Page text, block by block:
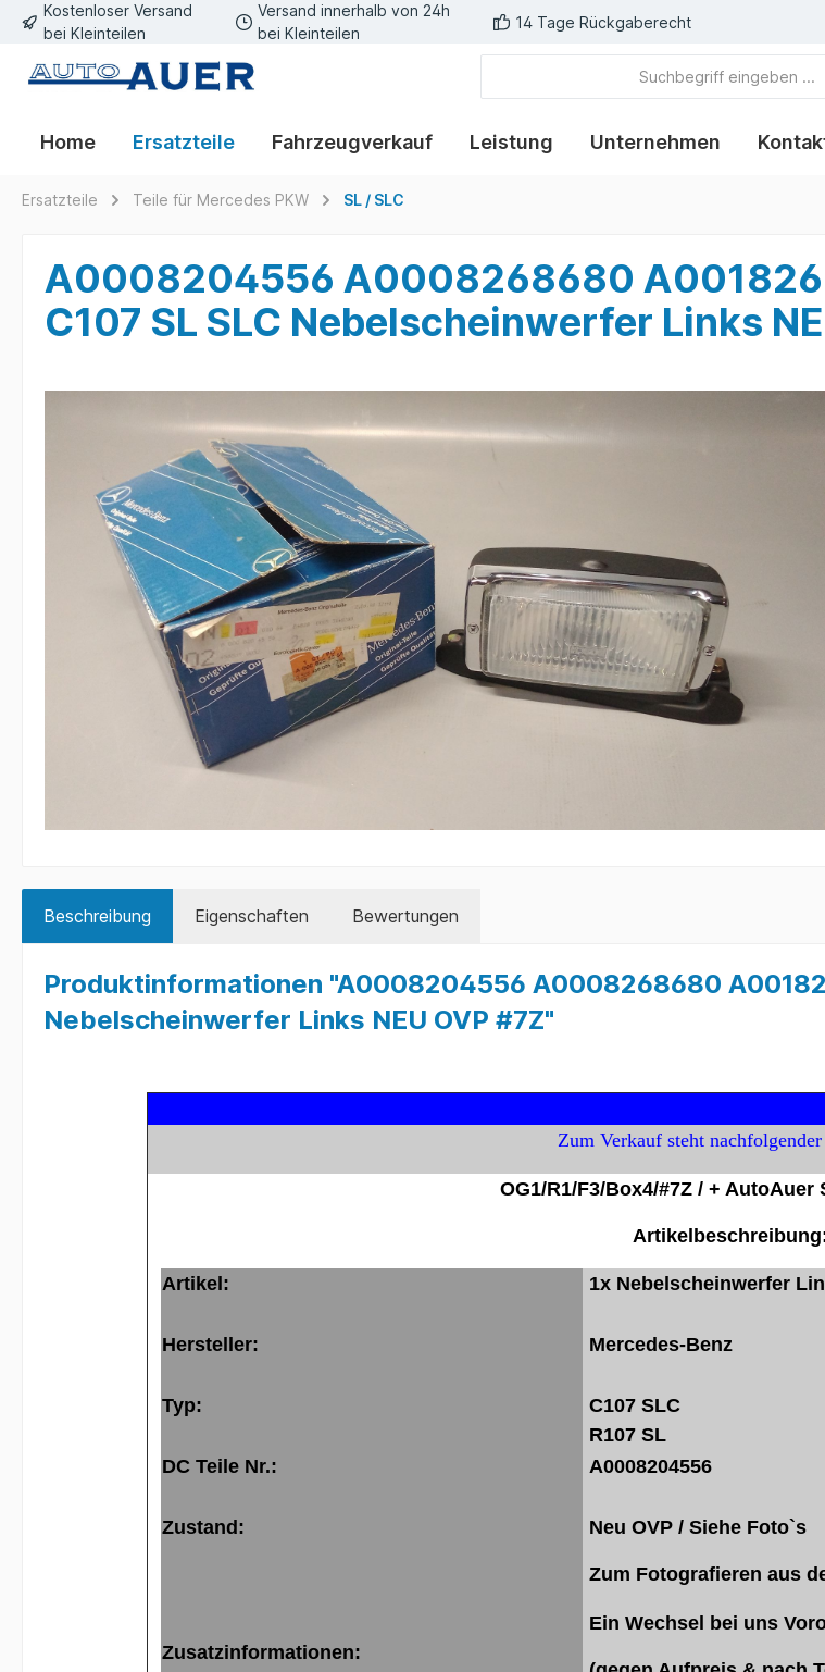
Kostenloser Versand
bei Kleinteilen
Versand innerhalb von 24h
bei Kleinteilen
14 Tage Rückgaberecht
Home Ersatzteile Fahrzeugverkauf Leistung Unternehmen
Ersatzteile Teile für Mercedes PKW SL / SLC
A0008204556 A0008268680
C107 SL SLC Nebelscheinwerfer Links
Beschreibung Eigenschaften Bewertungen
Produktinformationen "A0008204556 A0008268680
Nebelscheinwerfer Links NEU OVP #7Z"
Zum Verkauf steht
OG1/R1/F3/Box4/#7Z / + AutoAuer
Artikel: 1x Nebelscheinwerfer
Hersteller: Mercedes-Benz
Typ:
C107 SLC
R107 SL
DC Teile Nr.:
A0008204556
Zustand: Neu OVP / Siehe Foto`s
Zum Fotografieren aus
Zusatzinformationen:
Ein Wechsel bei